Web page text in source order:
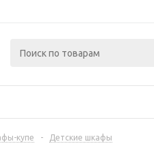
купе - Детские шкафы